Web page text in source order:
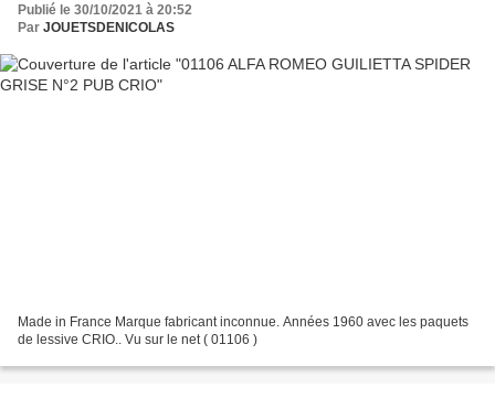
Publié le 30/10/2021 à 20:52
Par JOUETSDENICOLAS
Made in France Marque fabricant inconnue. Années 1960 avec les paquets
de lessive CRIO.. Vu sur le net ( 01106 )